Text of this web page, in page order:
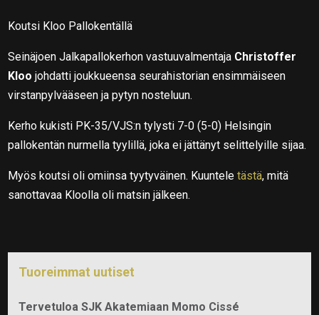
Koutsi Kloo Pallokentällä
Seinäjoen Jalkapallokerhon vastuuvalmentaja Christoffer
Kloo johdatti joukkueensa seurahistorian ensimmäiseen
virstanpylvääseen ja pytyn nosteluun.
Kerho kukisti PK-35/VJS:n tylysti 7-0 (5-0) Helsingin
pallokentän nurmella tyylillä, joka ei jättänyt selittelyille sijaa.
Myös koutsi oli omiinsa tyytyväinen. Kuunteletästä, mitä
sanottavaa Kloolla oli matsin jälkeen.
Tuoreimmat uutiset
Tervetuloa SJK Akatemiaan Momo Cissé